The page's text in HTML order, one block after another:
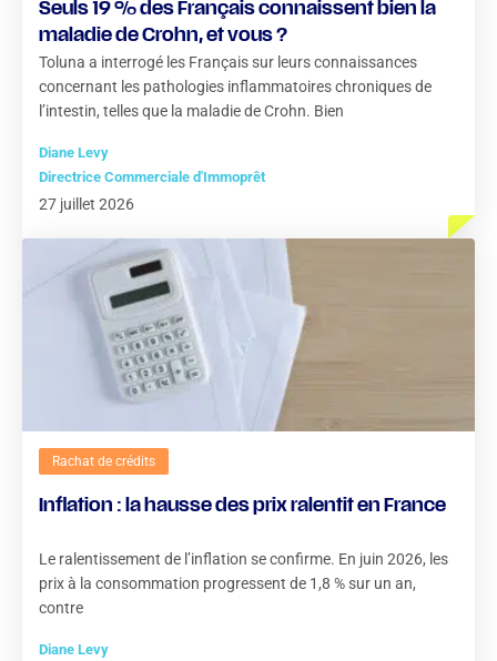
Seuls 19 % des Français connaissent bien la
maladie de Crohn, et vous ?
Toluna a interrogé les Français sur leurs connaissances
concernant les pathologies inflammatoires chroniques de
l’intestin, telles que la maladie de Crohn. Bien
Diane Levy
Directrice Commerciale d'Immoprêt
27 juillet 2026
Rachat de crédits
Inflation : la hausse des prix ralentit en France
Le ralentissement de l’inflation se confirme. En juin 2026, les
prix à la consommation progressent de 1,8 % sur un an,
contre
Diane Levy